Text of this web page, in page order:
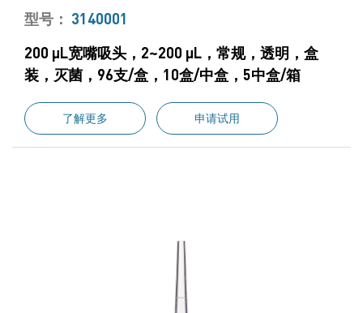
型号： 3140001
200 μL宽嘴吸头，2~200 μL，常规，透明，盒
装，灭菌，96支/盒，10盒/中盒，5中盒/箱
了解更多 申请试用